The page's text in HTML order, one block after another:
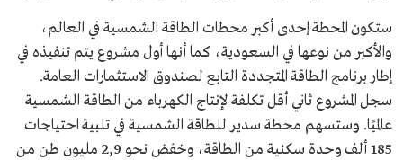
ستكون المحطة إحدى أكبر محطات الطاقة الشمسية في العالم،
والأكبر من نوعها في السعودية، كما أنها أول مشروع يتم تنفيذه في
إطار برنامج الطاقة المتجددة التابع لصندوق الاستثمارات العامة.
سجل المشروع ثاني أقل تكلفة لإنتاج الكهرباء من الطاقة الشمسية
عالميًا. وستسهم محطة سدير للطاقة الشمسية في تلبية احتياجات
185 ألف وحدة سكنية من الطاقة، وخفض نحو 2,9 مليون طن من